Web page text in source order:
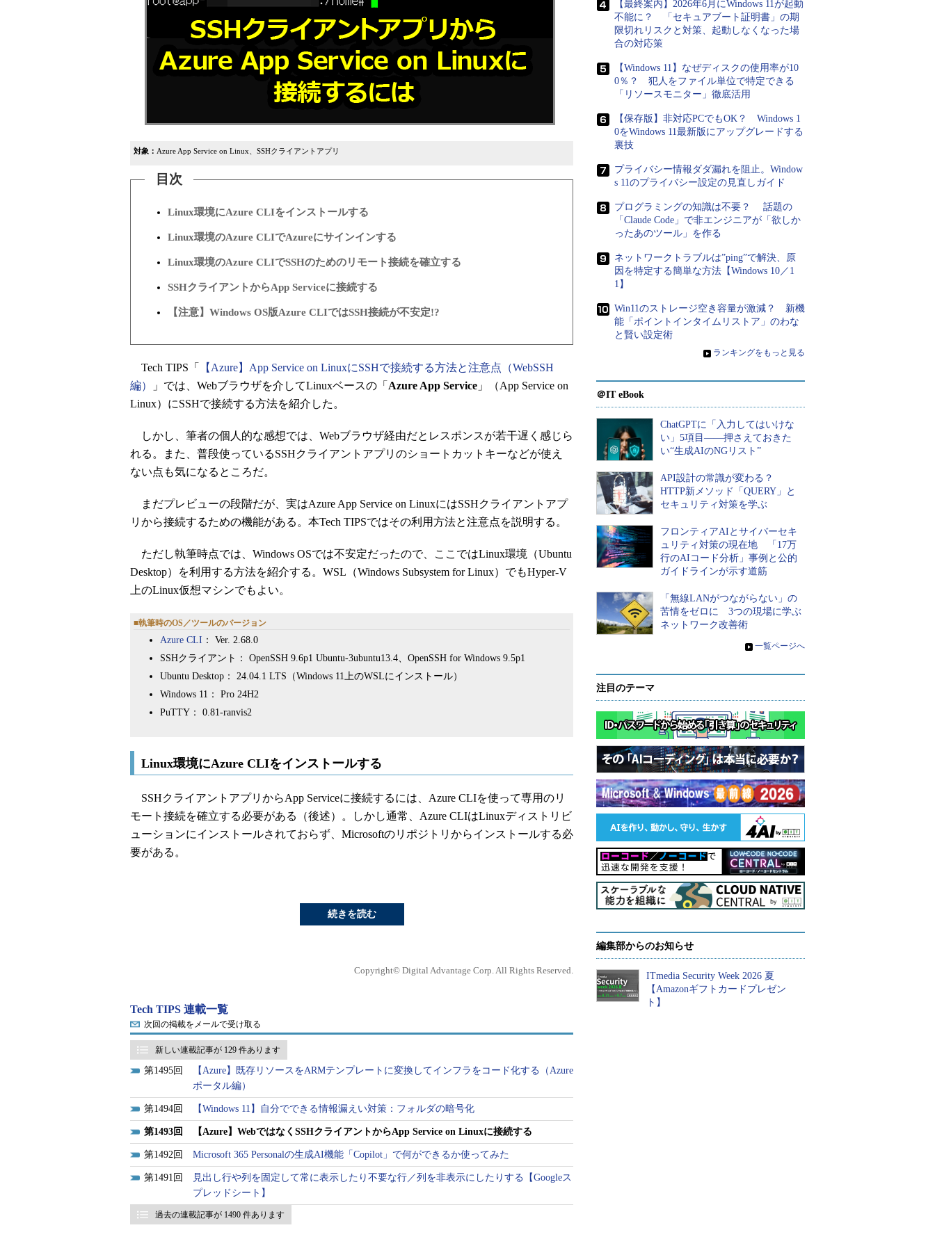
対象： Azure App Service on Linux、SSHクライアントアプリ
目次
Linux環境にAzure CLIをインストールする
Linux環境のAzure CLIでAzureにサインインする
Linux環境のAzure CLIでSSHのためのリモート接続を確立する
SSHクライアントからApp Serviceに接続する
【注意】Windows OS版Azure CLIではSSH接続が不安定!?
Tech TIPS「
【Azure】App Service on LinuxにSSHで接続する方法と注意点（WebSSH
編）
」では、Webブラウザを介してLinuxベースの「 Azure App Service 」（App Service on
Linux）にSSHで接続する方法を紹介した。
しかし、筆者の個人的な感想では、Webブラウザ経由だとレスポンスが若干遅く感じら
れる。また、普段使っているSSHクライアントアプリのショートカットキーなどが使え
ない点も気になるところだ。
まだプレビューの段階だが、実はAzure App Service on LinuxにはSSHクライアントアプ
リから接続するための機能がある。本Tech TIPSではその利用方法と注意点を説明する。
ただし執筆時点では、Windows OSでは不安定だったので、ここではLinux環境（Ubuntu
Desktop）を利用する方法を紹介する。WSL（Windows Subsystem for Linux）でもHyper-V
上のLinux仮想マシンでもよい。
■執筆時のOS／ツールのバージョン
Azure CLI ： Ver. 2.68.0
SSHクライアント： OpenSSH 9.6p1 Ubuntu-3ubuntu13.4、OpenSSH for Windows 9.5p1
Ubuntu Desktop： 24.04.1 LTS（Windows 11上のWSLにインストール）
Windows 11： Pro 24H2
PuTTY： 0.81-ranvis2
Linux環境にAzure CLIをインストールする
SSHクライアントアプリからApp Serviceに接続するには、Azure CLIを使って専用のリ
モート接続を確立する必要がある（後述）。しかし通常、Azure CLIはLinuxディストリビ
ューションにインストールされておらず、Microsoftのリポジトリからインストールする必
要がある。
続きを読む
Copyright© Digital Advantage Corp. All Rights Reserved.
Tech TIPS 連載一覧
次回の掲載をメールで受け取る
新しい連載記事が 129 件あります
1495
【Azure】既存リソースをARMテンプレートに変換してインフラをコード化する（Azure
ポータル編）
1494 【Windows 11】自分でできる情報漏えい対策：フォルダの暗号化
1493 【Azure】WebではなくSSHクライアントからApp Service on Linuxに接続する
1492 Microsoft 365 Personalの生成AI機能「Copilot」で何ができるか使ってみた
1491
見出し行や列を固定して常に表示したり不要な行／列を非表示にしたりする【Googleス
プレッドシート】
過去の連載記事が 1490 件あります
【最終案内】2026年6月にWindows 11が起動
不能に？ 「セキュアブート証明書」の期
限切れリスクと対策、起動しなくなった場
合の対応策
【Windows 11】なぜディスクの使用率が10
0％？ 犯人をファイル単位で特定できる
「リソースモニター」徹底活用
【保存版】非対応PCでもOK？ Windows 1
0をWindows 11最新版にアップグレードする
裏技
プライバシー情報ダダ漏れを阻止。Window
s 11のプライバシー設定の見直しガイド
プログラミングの知識は不要？ 話題の
「Claude Code」で非エンジニアが「欲しか
ったあのツール」を作る
ネットワークトラブルは”ping”で解決、原
因を特定する簡単な方法【Windows 10／1
1】
Win11のストレージ空き容量が激減？ 新機
能「ポイントインタイムリストア」のわな
と賢い設定術
» ランキングをもっと見る
＠IT eBook
ChatGPTに「入力してはいけな
い」5項目――押さえておきた
い“生成AIのNGリスト”
API設計の常識が変わる？
HTTP新メソッド「QUERY」と
セキュリティ対策を学ぶ
フロンティアAIとサイバーセキ
ュリティ対策の現在地 「17万
行のAIコード分析」事例と公的
ガイドラインが示す道筋
「無線LANがつながらない」の
苦情をゼロに 3つの現場に学ぶ
ネットワーク改善術
» 一覧ページへ
注目のテーマ
編集部からのお知らせ
ITmedia Security Week 2026 夏
【Amazonギフトカードプレゼン
ト】